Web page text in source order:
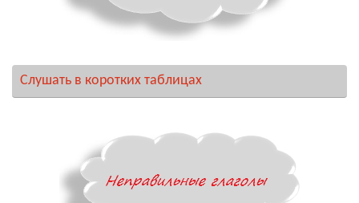
Слушать в коротких таблицах